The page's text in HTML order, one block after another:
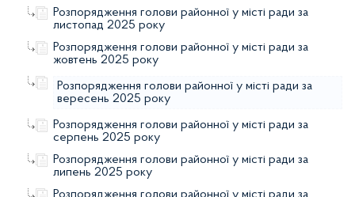
Розпорядження голови районної у місті ради за
листопад 2025 року
Розпорядження голови районної у місті ради за
жовтень 2025 року
Розпорядження голови районної у місті ради за
вересень 2025 року
Розпорядження голови районної у місті ради за
серпень 2025 року
Розпорядження голови районної у місті ради за
липень 2025 року